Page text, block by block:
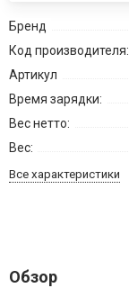
Бренд
Код производителя:
Артикул
Время зарядки:
Вес нетто:
Вес:
Все характеристики
Обзор